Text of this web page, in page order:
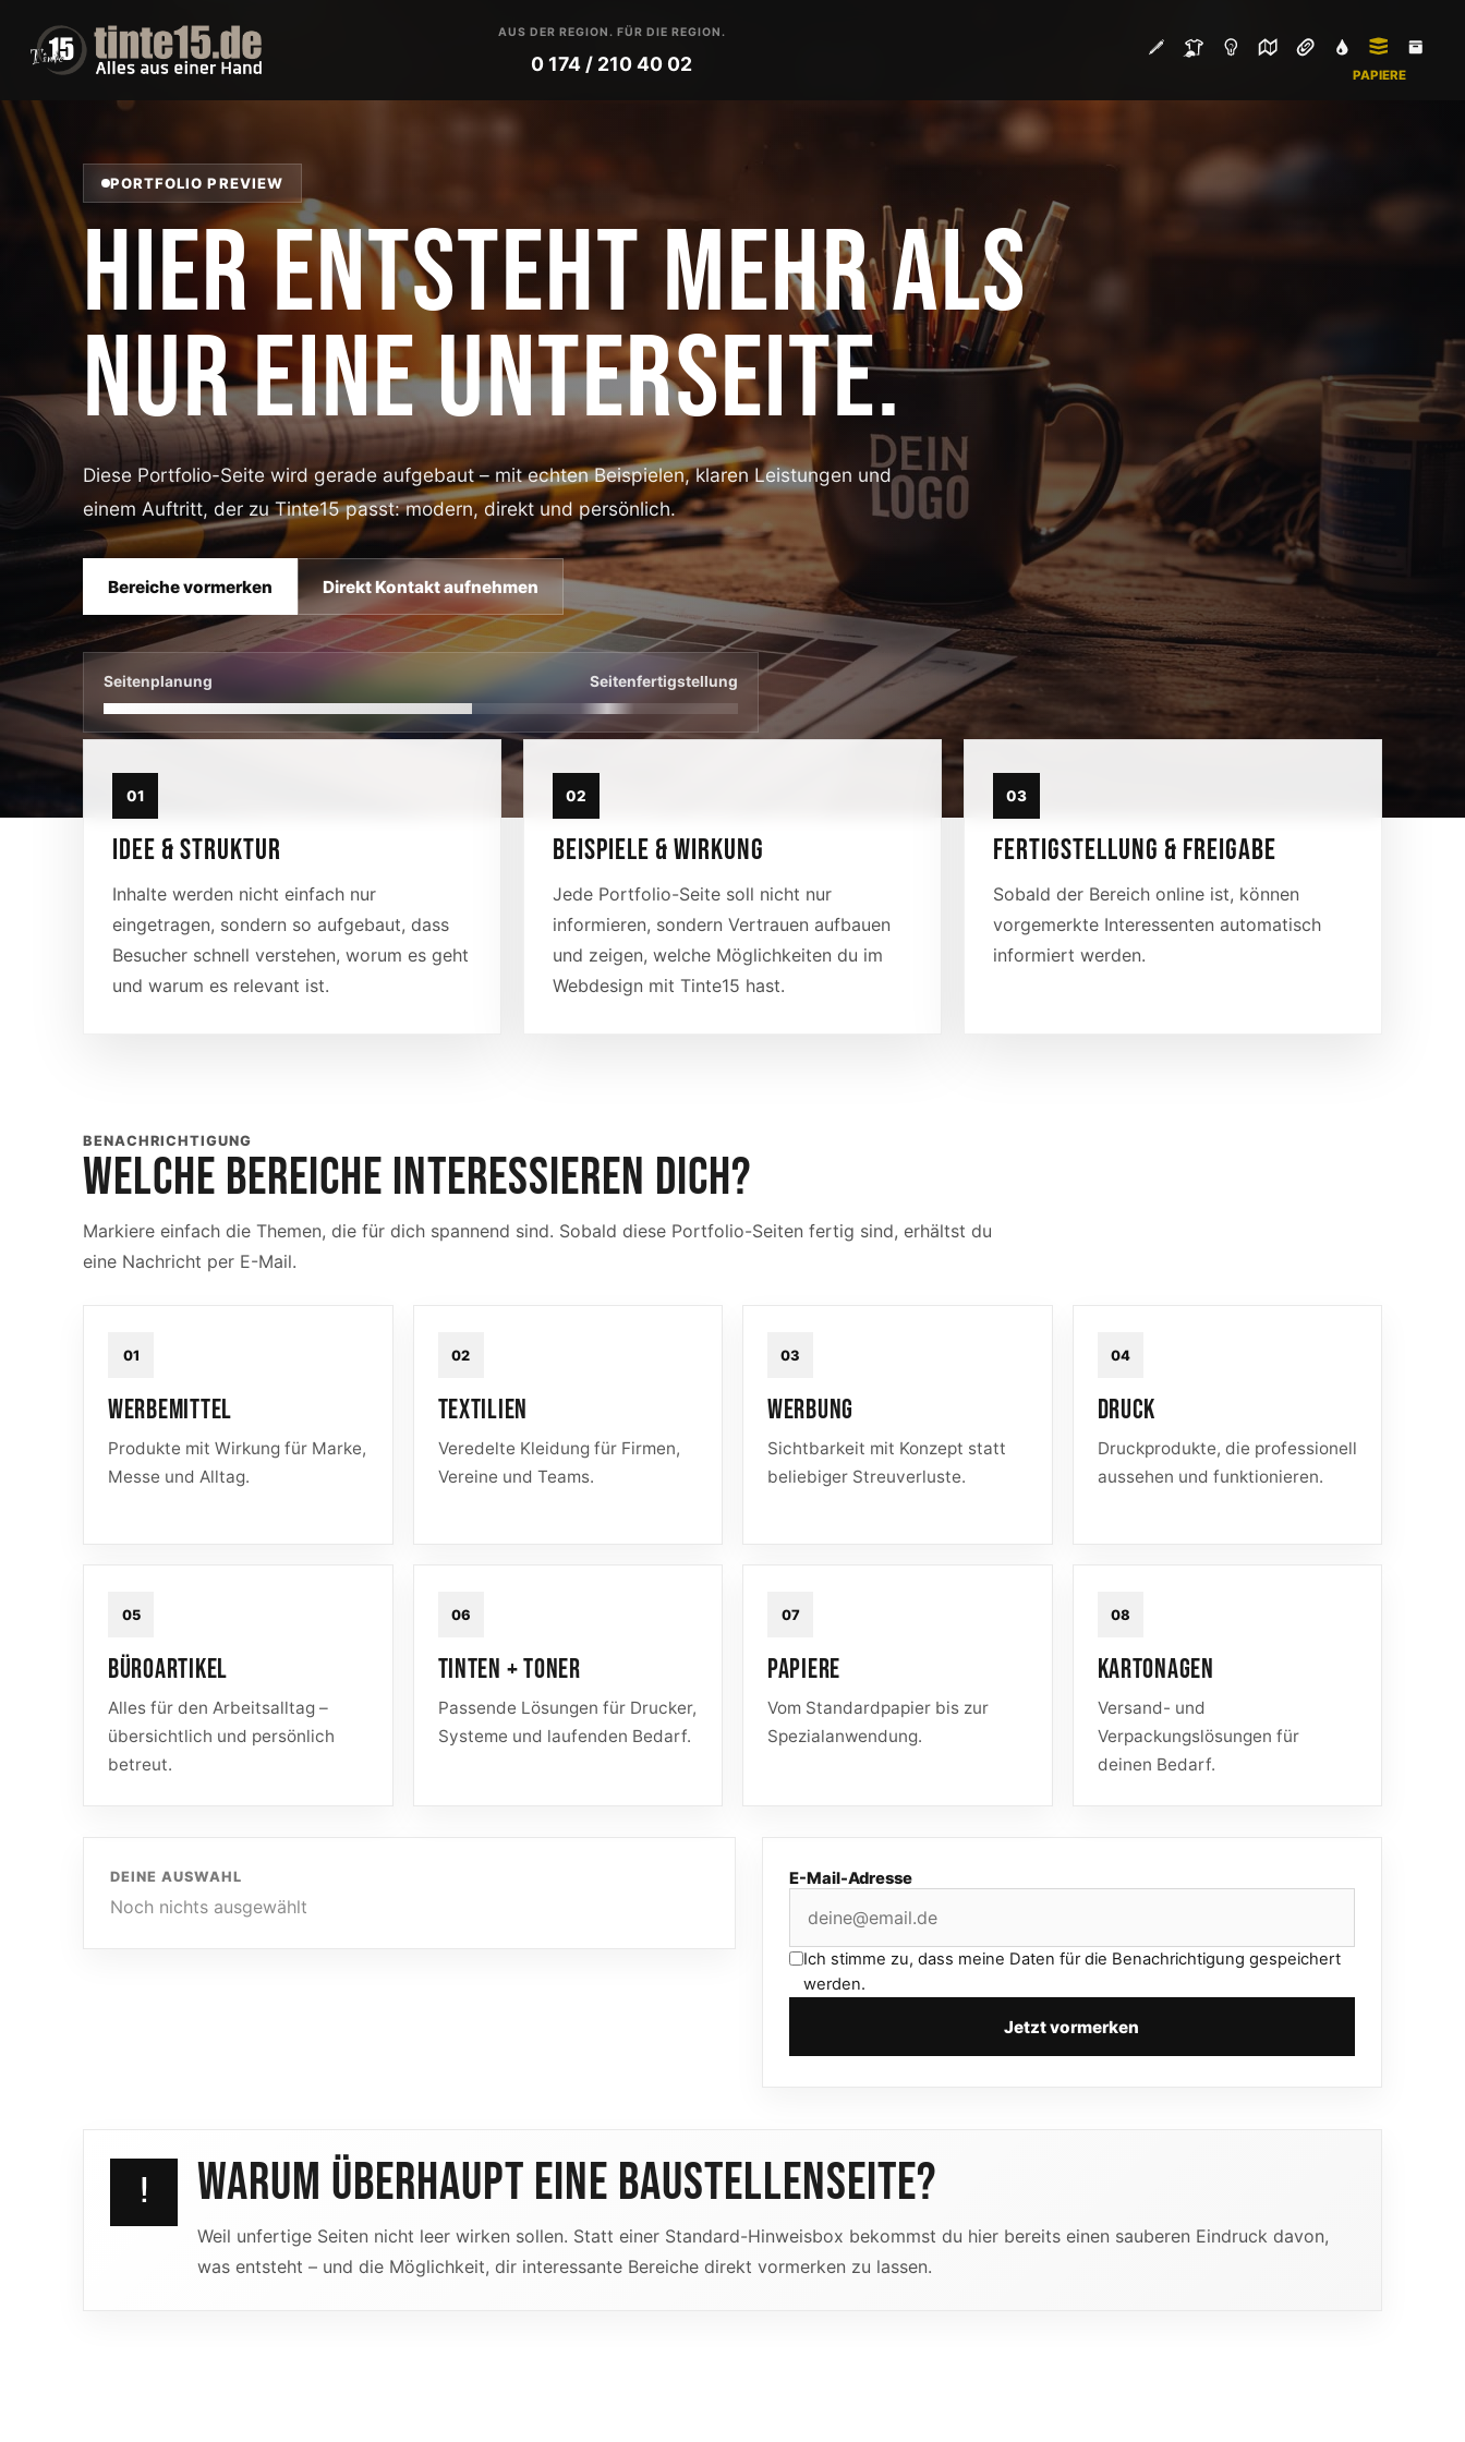
AUS DER REGION. FÜR DIE REGION.
0 174 / 210 40 02 PAPIERE
PORTFOLIO PREVIEW
HIER ENTSTEHT MEHR ALS
NUR EINE UNTERSEITE.
Diese Portfolio-Seite wird gerade aufgebaut – mit echten Beispielen, klaren Leistungen und
einem Auftritt, der zu Tinte15 passt: modern, direkt und persönlich.
Bereiche vormerken Direkt Kontakt aufnehmen
Seitenplanung Seitenfertigstellung
01
IDEE & STRUKTUR
Inhalte werden nicht einfach nur
eingetragen, sondern so aufgebaut, dass
Besucher schnell verstehen, worum es geht
und warum es relevant ist.
02
BEISPIELE & WIRKUNG
Jede Portfolio-Seite soll nicht nur
informieren, sondern Vertrauen aufbauen
und zeigen, welche Möglichkeiten du im
Webdesign mit Tinte15 hast.
03
FERTIGSTELLUNG & FREIGABE
Sobald der Bereich online ist, können
vorgemerkte Interessenten automatisch
informiert werden.
BENACHRICHTIGUNG
WELCHE BEREICHE INTERESSIEREN DICH?
Markiere einfach die Themen, die für dich spannend sind. Sobald diese Portfolio-Seiten fertig sind, erhältst du
eine Nachricht per E-Mail.
01
WERBEMITTEL
Produkte mit Wirkung für Marke,
Messe und Alltag.
02
TEXTILIEN
Veredelte Kleidung für Firmen,
Vereine und Teams.
03
WERBUNG
Sichtbarkeit mit Konzept statt
beliebiger Streuverluste.
04
DRUCK
Druckprodukte, die professionell
aussehen und funktionieren.
05
BÜROARTIKEL
Alles für den Arbeitsalltag –
übersichtlich und persönlich
betreut.
06
TINTEN + TONER
Passende Lösungen für Drucker,
Systeme und laufenden Bedarf.
07
PAPIERE
Vom Standardpapier bis zur
Spezialanwendung.
08
KARTONAGEN
Versand- und
Verpackungslösungen für
deinen Bedarf.
DEINE AUSWAHL
Noch nichts ausgewählt
E-Mail-Adresse
Ich stimme zu, dass meine Daten für die Benachrichtigung gespeichert
werden.
Jetzt vormerken
! WARUM ÜBERHAUPT EINE BAUSTELLENSEITE?
Weil unfertige Seiten nicht leer wirken sollen. Statt einer Standard-Hinweisbox bekommst du hier bereits einen sauberen Eindruck davon,
was entsteht – und die Möglichkeit, dir interessante Bereiche direkt vormerken zu lassen.